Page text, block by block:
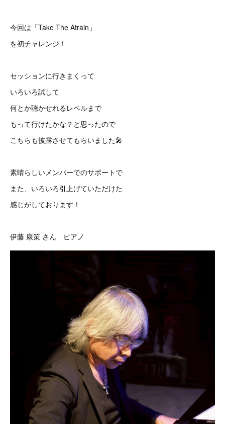
今回は「Take The Atrain」
を初チャレンジ！
セッションに行きまくって
いろいろ試して
何とか聴かせれるレベルまで
もって行けたかな？と思ったので
こちらも披露させてもらいました🎤
素晴らしいメンバーでのサポートで
また、いろいろ引上げていただけた
感じがしております！
伊藤 康策 さん ピアノ